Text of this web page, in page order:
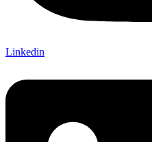
Linkedin